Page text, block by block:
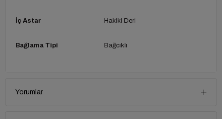
İç Astar Hakiki Deri
Bağlama Tipi Bağcıklı
Yorumlar